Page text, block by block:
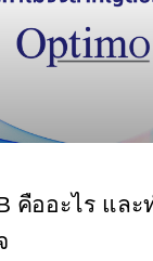
คืออะไร และ